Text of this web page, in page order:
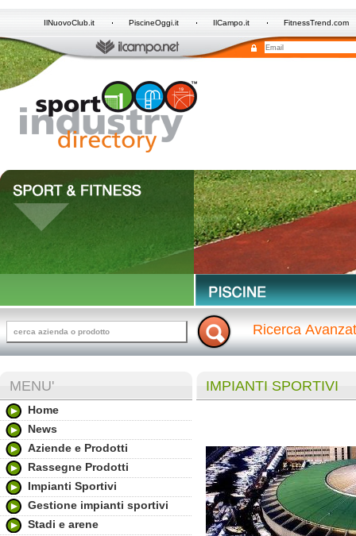
IlNuovoClub.it PiscineOggi.it IlCampo.it FitnessTrend.com
Ricerca
MENU'
Home
News
Aziende e Prodotti
Rassegne Prodotti
Impianti Sportivi
Gestione impianti sportivi
Stadi e arene
IMPIANTI SPORTIVI